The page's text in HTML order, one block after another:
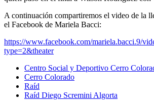
A continuación compartiremos el video de la
el Facebook de Mariela Bacci:
https://www.facebook.com/mariela.bacci.9/
type=2&theater
Centro Social y Deportivo Cerro
Cerro Colorado
Raíd
Raíd Diego Scremini Algorta